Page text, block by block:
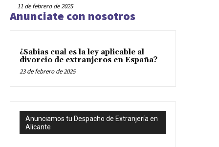
11 de febrero de 2025
Anunciate con nosotros
¿Sabias cual es la ley aplicable al
divorcio de extranjeros en España?
23 de febrero de 2025
Anunciamos tu Despacho de Extranjería en
Alicante